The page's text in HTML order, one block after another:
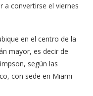
a convertirse el viernes
en el centro de la
mayor, es decir de
según las
con sede en Miami